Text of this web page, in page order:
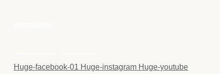
Huge-facebook-01 Huge-instagram Huge-youtube